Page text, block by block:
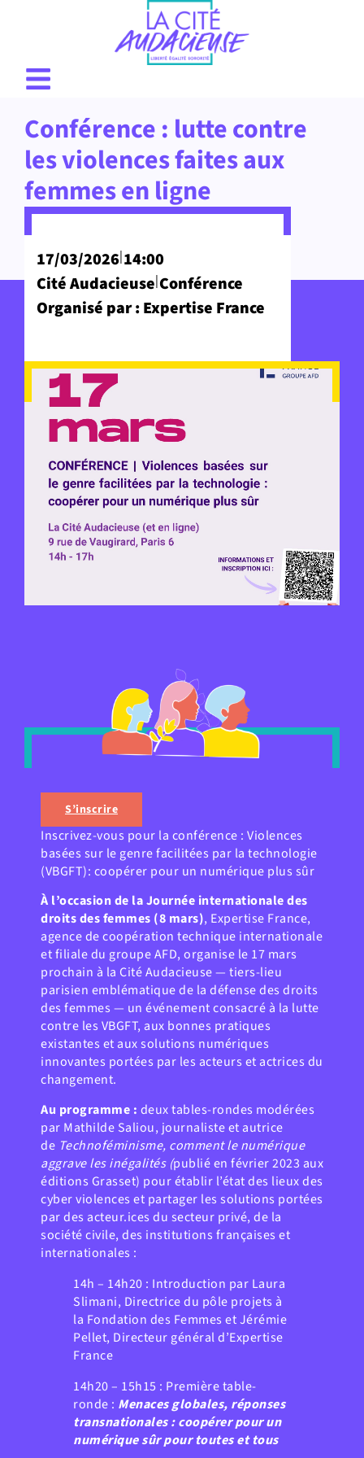
Conférence : lutte contre
les violences faites aux
femmes en ligne
17/03/2026|14:00
Cité Audacieuse|Conférence
Organisé par : Expertise France
S’inscrire
Inscrivez-vous pour la conférence : Violences
basées sur le genre facilitées par la technologie
(VBGFT): coopérer pour un numérique plus sûr
À l’occasion de la Journée internationale des
droits des femmes (8 mars), Expertise France,
agence de coopération technique internationale
et filiale du groupe AFD, organise le 17 mars
prochain à la Cité Audacieuse — tiers-lieu
parisien emblématique de la défense des droits
des femmes — un événement consacré à la lutte
contre les VBGFT, aux bonnes pratiques
existantes et aux solutions numériques
innovantes portées par les acteurs et actrices du
changement.
Au programme : deux tables-rondes modérées
par Mathilde Saliou, journaliste et autrice
de Technoféminisme, comment le numérique
aggrave les inégalités (publié en février 2023 aux
éditions Grasset) pour établir l’état des lieux des
cyber violences et partager les solutions portées
par des acteur.ices du secteur privé, de la
société civile, des institutions françaises et
internationales :
14h – 14h20 : Introduction par Laura
Slimani, Directrice du pôle projets à
la Fondation des Femmes et Jérémie
Pellet, Directeur général d’Expertise
France
14h20 – 15h15 : Première table-
ronde : Menaces globales, réponses
transnationales : coopérer pour un
numérique sûr pour toutes et tous